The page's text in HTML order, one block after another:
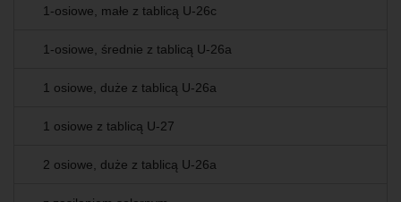
1-osiowe, małe z tablicą U-26c
1-osiowe, średnie z tablicą U-26a
1 osiowe, duże z tablicą U-26a
1 osiowe z tablicą U-27
2 osiowe, duże z tablicą U-26a